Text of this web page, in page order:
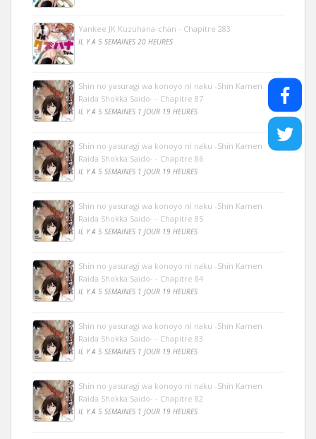
Yankee JK Kuzuhana-chan - Chapitre 283
IL Y A 5 SEMAINES 20 HEURES
Shin no yasuragi wa konoyo ni naku -Shin Kamen
Raida Shokka Saido- - Chapitre 87
IL Y A 5 SEMAINES 1 JOUR 19 HEURES
Shin no yasuragi wa konoyo ni naku -Shin Kamen
Raida Shokka Saido- - Chapitre 86
IL Y A 5 SEMAINES 1 JOUR 19 HEURES
Shin no yasuragi wa konoyo ni naku -Shin Kamen
Raida Shokka Saido- - Chapitre 85
IL Y A 5 SEMAINES 1 JOUR 19 HEURES
Shin no yasuragi wa konoyo ni naku -Shin Kamen
Raida Shokka Saido- - Chapitre 84
IL Y A 5 SEMAINES 1 JOUR 19 HEURES
Shin no yasuragi wa konoyo ni naku -Shin Kamen
Raida Shokka Saido- - Chapitre 83
IL Y A 5 SEMAINES 1 JOUR 19 HEURES
Shin no yasuragi wa konoyo ni naku -Shin Kamen
Raida Shokka Saido- - Chapitre 82
IL Y A 5 SEMAINES 1 JOUR 19 HEURES